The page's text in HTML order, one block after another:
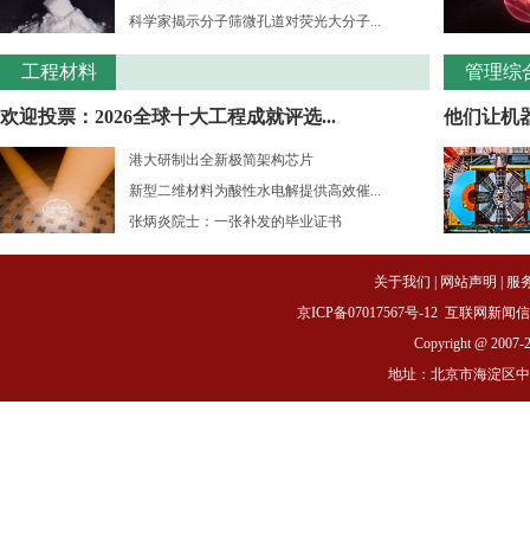
科学家揭示分子筛微孔道对荧光大分子...
工程材料
欢迎投票：2026全球十大工程成就评选...
港大研制出全新极简架构芯片
新型二维材料为酸性水电解提供高效催...
张炳炎院士：一张补发的毕业证书
管理综
他们让机
关于我们 网站声明
服
京ICP备07017567号-12 互联网新闻
Copyright @ 2007-
地址：北京市海淀区